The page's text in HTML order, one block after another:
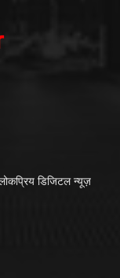
डिजिटल न्यूज़